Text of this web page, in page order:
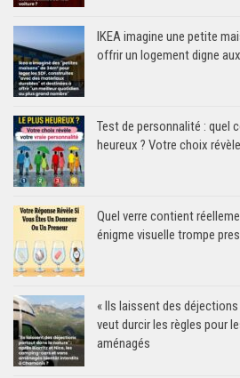
IKEA imagine une petite
offrir un logement digne
Test de personnalité : quel
heureux ? Votre choix
Quel verre contient
énigme visuelle trompe
« Ils laissent des
veut durcir les règles pour
aménagés